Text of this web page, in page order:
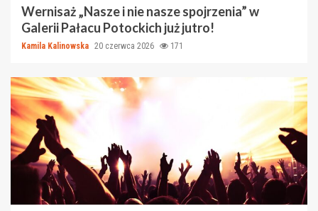
Wernisaż „Nasze i nie nasze spojrzenia” w
Galerii Pałacu Potockich już jutro!
Kamila Kalinowska 20 czerwca 2026 171